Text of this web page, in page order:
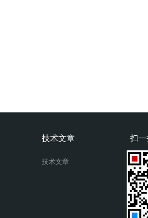
扫
技术文章
技术文章